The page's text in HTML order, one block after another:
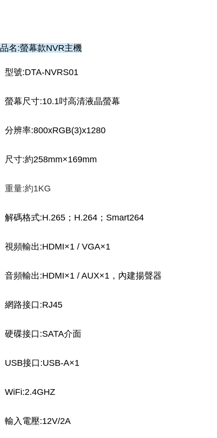
品名:螢幕款NVR主機
型號:DTA-NVRS01
螢幕尺寸:10.1吋高清液晶螢幕
分辨率:800xRGB(3)x1280
尺寸:約258mm×169mm
重量:約1KG
解碼格式:H.265；H.264；Smart264
視頻輸出:HDMI×1 / VGA×1
音頻輸出:HDMI×1 / AUX×1，內建揚聲器
網路接口:RJ45
硬碟接口:SATA介面
USB接口:USB-A×1
WiFi:2.4GHZ
輸入電壓:12V/2A